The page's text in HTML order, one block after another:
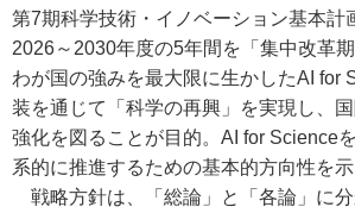
第7期科学技術・イノベーション基本計
2026～2030年度の5年間を「集中改革期
わが国の強みを最大限に生かしたAI for
装を通じて「科学の再興」を実現し、
強化を図ることが目的。AI for Science
系的に推進するための基本的方向性を示
戦略方針は、「総論」と「各論」に